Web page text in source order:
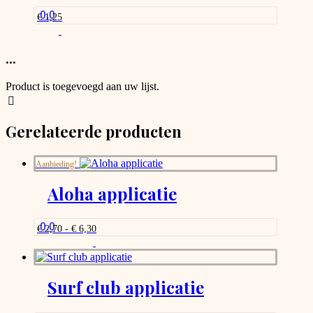
0.0
€1,25
...
Product is toegevoegd aan uw lijst.
Gerelateerde producten
Aanbieding!
Aloha applicatie
0.0
€2,70 - € 6,30Prijsklasse:
tot
€ 6,30
product
heeft
meerdere
variaties.
Surf club applicatie